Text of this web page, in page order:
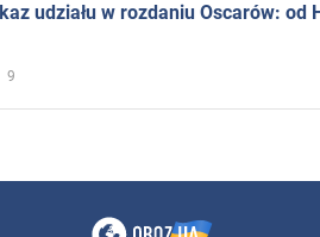
udziału w rozdaniu Oscarów: od
9